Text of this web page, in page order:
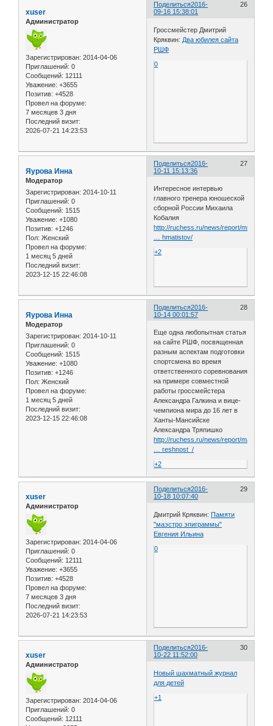
Поделиться 26
2016-
09-16 15:38:01
xuser
Администратор
Зарегистрирован: 2014-04-06
Приглашений: 0
Сообщений: 12111
Уважение: +3655
Позитив: +4528
Провел на форуме:
7 месяцев 3 дня
Последний визит:
2026-07-21 14:23:53
Гроссмейстер Дмитрий
Кряквин: Два юбилея сайта
РШФ
0
Поделиться 27
2016-
10-11 15:13:36
Яурова Инна
Модератор
Зарегистрирован: 2014-10-11
Приглашений: 0
Сообщений: 1515
Уважение: +1080
Позитив: +1246
Пол: Женский
Провел на форуме:
1 месяц 5 дней
Последний визит:
2023-12-15 22:46:08
Интересное интервью
главного тренера юношеской
сборной России Михаила
Кобалия
http://ruchess.ru/news/report/mikhail_k
… hmatistov/
+2
Поделиться 28
2016-
10-14 00:01:57
Яурова Инна
Модератор
Зарегистрирован: 2014-10-11
Приглашений: 0
Сообщений: 1515
Уважение: +1080
Позитив: +1246
Пол: Женский
Провел на форуме:
1 месяц 5 дней
Последний визит:
2023-12-15 22:46:08
Еще одна любопытная статья
на сайте РШФ, посвященная
разным аспектам подготовки
спортсмена во время
ответственного соревнования
на примере совместной
работы гроссмейстера
Александра Галкина и вице-
чемпиона мира до 16 лет в
Ханты-Мансийске
Александра Тряпишко
http://ruchess.ru/news/report/matematic
… reshnost_/
+2
Поделиться 29
2016-
10-18 10:07:40
xuser
Администратор
Зарегистрирован: 2014-04-06
Приглашений: 0
Сообщений: 12111
Уважение: +3655
Позитив: +4528
Провел на форуме:
7 месяцев 3 дня
Последний визит:
2026-07-21 14:23:53
Дмитрий Кряквин:Памяти
"маэстро эпиграммы"
Евгения Ильина
0
Поделиться 30
2016-
10-22 11:52:00
xuser
Администратор
Зарегистрирован: 2014-04-06
Приглашений: 0
Сообщений: 12111
Новый шахматный журнал
для детей
+1